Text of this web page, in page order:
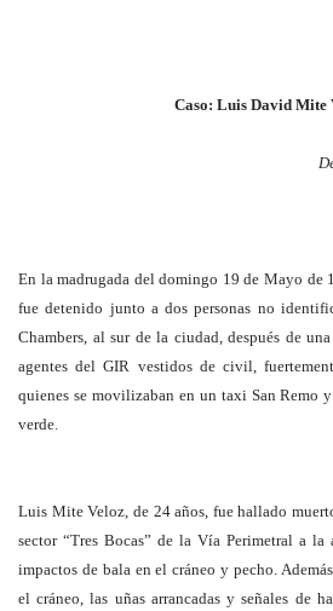
Caso: Luis David Mite
En la madrugada del domingo 19 de Mayo
fue detenido junto a dos personas no
Chambers, al sur de la ciudad, después de
agentes del GIR vestidos de civil,
quienes se movilizaban en un taxi San Remo
verde.
Luis Mite Veloz, de 24 años, fue hallado
sector “Tres Bocas” de la Vía Perimetral a
impactos de bala en el cráneo y pecho.
el cráneo, las uñas arrancadas y señales de